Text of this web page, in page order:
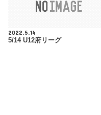
2022.5.14
5/14 U12府リーグ